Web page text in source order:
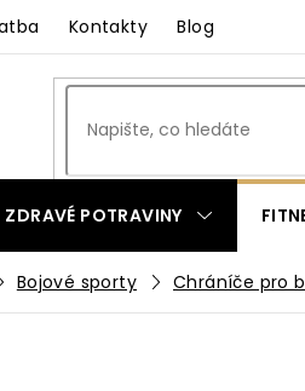
Kontakty Blog
ZDRAVÉ POTRAVINY
Bojové sporty Chráníče pro